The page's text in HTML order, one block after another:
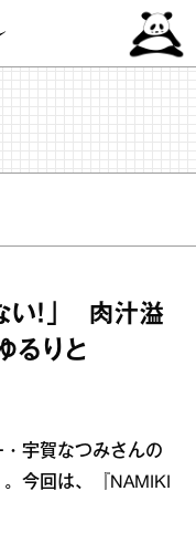
い！」 肉汁溢
るりと
宇賀なつみさんの
今回は、『NAMIKI